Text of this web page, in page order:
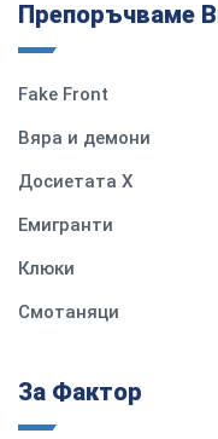
Препоръчваме
Fake Front
Вяра и демони
Досиетата Х
Емигранти
Клюки
Смотаняци
За Фактор